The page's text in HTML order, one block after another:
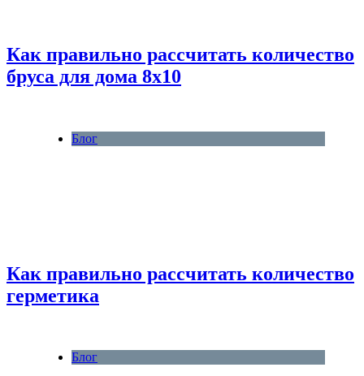
Как правильно рассчитать количество
бруса для дома 8х10
Блог
Как правильно рассчитать количество
герметика
Блог